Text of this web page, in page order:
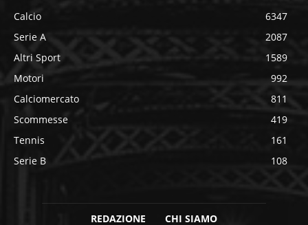
Calcio
6347
Serie A
2087
Altri Sport
1589
Motori
992
Calciomercato
811
Scommesse
419
Tennis
161
Serie B
108
REDAZIONE CHI SIAMO